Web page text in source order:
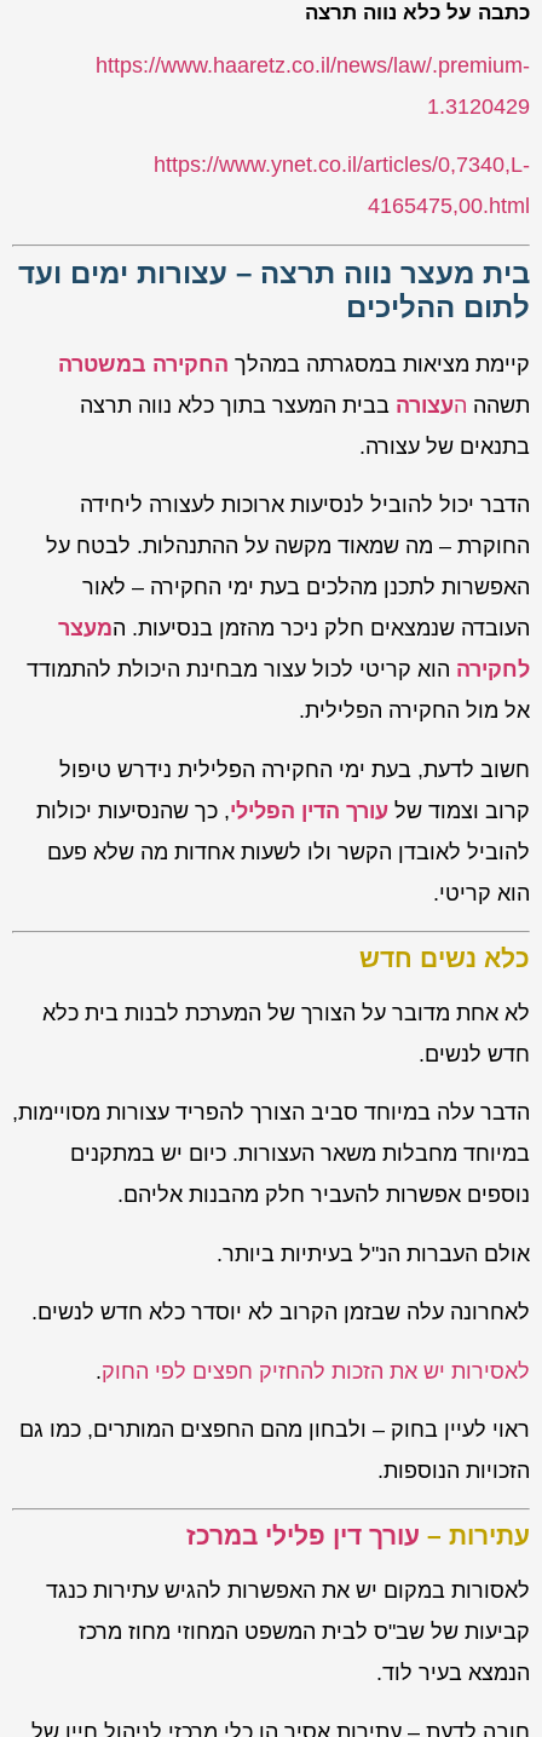
כתבה על כלא נווה תרצה
https://www.haaretz.co.il/news/law/.premium-
1.3120429
https://www.ynet.co.il/articles/0,7340,L-
4165475,00.html
בית מעצר נווה תרצה – עצורות ימים ועד
לתום ההליכים
קיימת מציאות במסגרתה במהלך החקירה במשטרה
תשהה העצורה בבית המעצר בתוך כלא נווה תרצה
בתנאים של עצורה.
הדבר יכול להוביל לנסיעות ארוכות לעצורה ליחידה
החוקרת – מה שמאוד מקשה על ההתנהלות. לבטח על
האפשרות לתכנן מהלכים בעת ימי החקירה – לאור
העובדה שנמצאים חלק ניכר מהזמן בנסיעות. המעצר
לחקירה הוא קריטי לכול עצור מבחינת היכולת להתמודד
אל מול החקירה הפלילית.
חשוב לדעת, בעת ימי החקירה הפלילית נידרש טיפול
קרוב וצמוד של עורך הדין הפלילי, כך שהנסיעות יכולות
להוביל לאובדן הקשר ולו לשעות אחדות מה שלא פעם
הוא קריטי.
כלא נשים חדש
לא אחת מדובר על הצורך של המערכת לבנות בית כלא
חדש לנשים.
הדבר עלה במיוחד סביב הצורך להפריד עצורות מסויימות,
במיוחד מחבלות משאר העצורות. כיום יש במתקנים
נוספים אפשרות להעביר חלק מהבנות אליהם.
אולם העברות הנ"ל בעיתיות ביותר.
לאחרונה עלה שבזמן הקרוב לא יוסדר כלא חדש לנשים.
לאסירות יש את הזכות להחזיק חפצים לפי החוק.
ראוי לעיין בחוק – ולבחון מהם החפצים המותרים, כמו גם
הזכויות הנוספות.
עתירות – עורך דין פלילי במרכז
לאסורות במקום יש את האפשרות להגיש עתירות כנגד
קביעות של שב"ס לבית המשפט המחוזי מחוז מרכז
הנמצא בעיר לוד.
חובה לדעת – עתירות אסיר הן כלי מרכזי לניהול חייו של